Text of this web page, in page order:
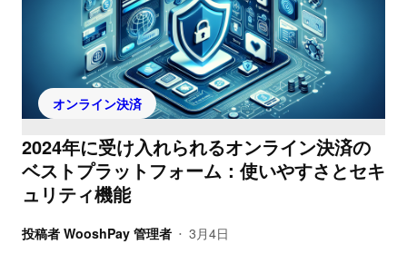
オンライン決済
2024年に受け入れられるオンライン決済の
ベストプラットフォーム：使いやすさとセキ
ュリティ機能
投稿者 WooshPay 管理者 • 3月4日